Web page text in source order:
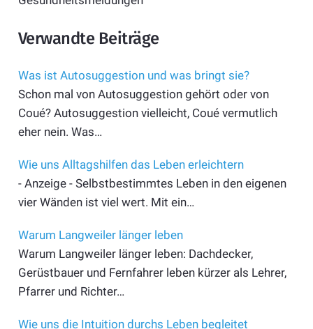
Verwandte Beiträge
Was ist Autosuggestion und was bringt sie?
Schon mal von Autosuggestion gehört oder von
Coué? Autosuggestion vielleicht, Coué vermutlich
eher nein. Was…
Wie uns Alltagshilfen das Leben erleichtern
- Anzeige - Selbstbestimmtes Leben in den eigenen
vier Wänden ist viel wert. Mit ein…
Warum Langweiler länger leben
Warum Langweiler länger leben: Dachdecker,
Gerüstbauer und Fernfahrer leben kürzer als Lehrer,
Pfarrer und Richter…
Wie uns die Intuition durchs Leben begleitet